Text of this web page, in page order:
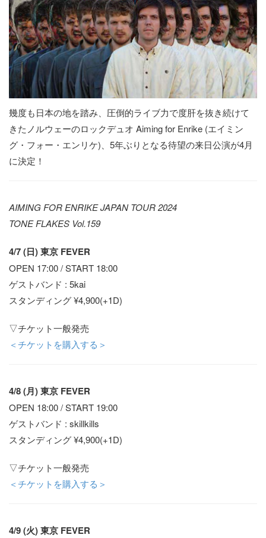
幾度も日本の地を踏み、圧倒的ライブ力で度肝を抜き続けて
きたノルウェーのロックデュオ Aiming for Enrike (エイミン
グ・フォー・エンリケ)、5年ぶりとなる待望の来日公演が4月
に決定！
AIMING FOR ENRIKE JAPAN TOUR 2024
TONE FLAKES Vol.159
4/7 (日) 東京 FEVER
OPEN 17:00 / START 18:00
ゲストバンド : 5kai
スタンディング ¥4,900(+1D)
▽チケット一般発売
＜チケットを購入する＞
4/8 (月) 東京 FEVER
OPEN 18:00 / START 19:00
ゲストバンド : skillkills
スタンディング ¥4,900(+1D)
▽チケット一般発売
＜チケットを購入する＞
4/9 (火) 東京 FEVER